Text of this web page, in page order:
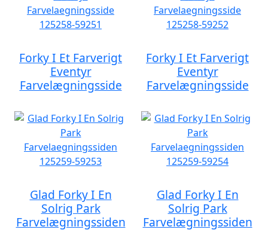
Forky I Et Farverigt
Eventyr
Farvelægningsside
Forky I Et Farverigt
Eventyr
Farvelægningsside
Glad Forky I En
Solrig Park
Farvelægningssiden
Glad Forky I En
Solrig Park
Farvelægningssiden